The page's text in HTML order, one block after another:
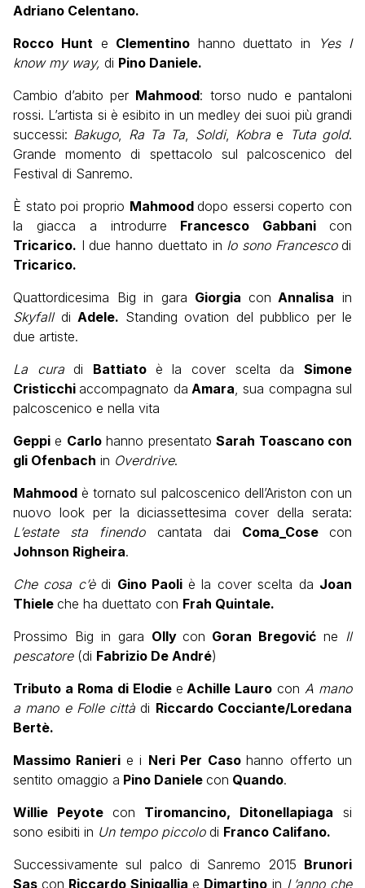
Adriano Celentano.
Rocco Hunt e Clementinohanno duettato in
Yes I
know my way, di Pino Daniele.
Cambio d’abito per Mahmood: torso nudo e pantaloni
rossi. L’artista si è esibito in un medley dei suoi più grandi
successi: Bakugo, Ra Ta Ta Soldi, Kobra e Tuta gold.
Grande momento di spettacolo sul palcoscenico del
Festival di Sanremo.
È stato poi proprio Mahmooddopo essersi coperto con
la giacca a introdurre Francesco Gabbani con
Tricarico. I due hanno duettato in Io sono Francescodi
Tricarico.
Quattordicesima Big in gara Giorgia con Annalisa in
Skyfalldi Adele. Standing ovation del pubblico per le
due artiste.
La curadi Battiato è la cover scelta daSimone
Cristicchi accompagnato da Amara , sua compagna sul
palcoscenico e nella vita
Geppi e Carlohanno presentatoSarah Toascano con
gli Ofenbach in Overdrive.
Mahmood è tornato sul palcoscenico dell’Ariston con un
nuovo look per la diciassettesima cover della serata:
L’estate sta finendocantata dai Coma_Cosecon
Johnson Righeira.
Che cosa c’èdi Gino Paoli è la cover scelta da Joan
Thiele che ha duettato con Frah Quintale.
Prossimo Big in gara Ollycon Goran Bregović ne Il
pescatore(di Fabrizio De André)
Tributo a Roma di Elodie e Achille Lauro con A mano
a mano e Folle città di Riccardo Cocciante/Loredana
Bertè.
Massimo Ranieri e i Neri Per Casohanno offerto un
sentito omaggio a Pino Daniele con Quando.
Willie Peyote con Tiromancino, Ditonellapiaga si
sono esibiti in Un tempo piccolodi Franco Califano.
Successivamente sul palco di Sanremo 2015 Brunori
Sas con Riccardo Sinigallia e Dimartino in L’anno che